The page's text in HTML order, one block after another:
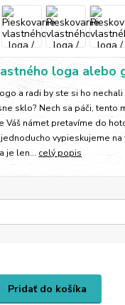
loga alebo
a radi by ste si ho
sklo? Nech sa páči, tento
Váš námet pretavíme do
vypieskujeme na
je len... celý popis
Pridať do košíka